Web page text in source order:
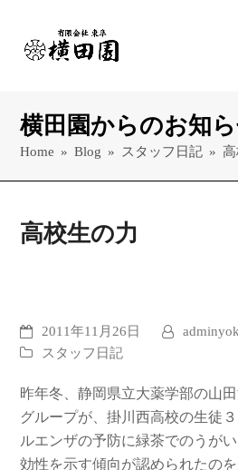
横田園からのお知
Home » Blog » スタッフ日記 »
高校生の力
2011年11月26日
スタッフ日記
昨年冬、静岡県立大薬学部の山
グループが、掛川西高校の生徒
ルエンザの予防に緑茶でのうが
効性を示す傾向が認められたの